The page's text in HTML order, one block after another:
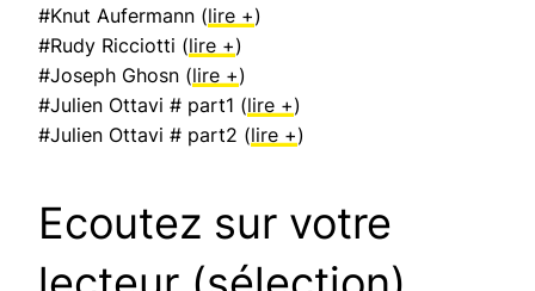
#Knut Aufermann (lire +)
#Rudy Ricciotti (lire +)
#Joseph Ghosn (lire +)
#Julien Ottavi # part1 (lire +)
#Julien Ottavi # part2 (lire +)
Ecoutez sur votre